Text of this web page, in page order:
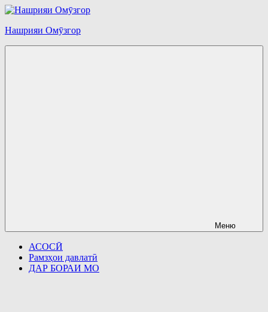
Перейти
содержимому
Нашрияи Омӯзгор
Меню
АСОСӢ
Рамзҳои давлатӣ
ДАР БОРАИ МО